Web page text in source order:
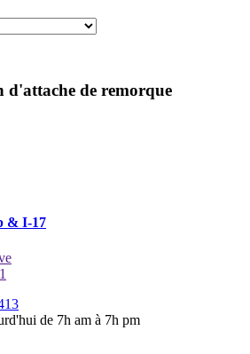
d'attache de remorque
& I-17
de 7h am à 7h pm